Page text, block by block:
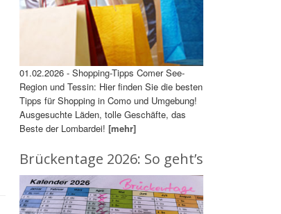
01.02.2026 - Shopping-Tipps Comer See-
Region und Tessin: Hier finden Sie die besten
Tipps für Shopping in Como und Umgebung!
Ausgesuchte Läden, tolle Geschäfte, das
Beste der Lombardei! [mehr]
Brückentage 2026: So geht’s